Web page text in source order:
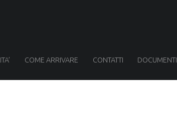
COME ARRIVARE CONTATTI DOCUMENTI